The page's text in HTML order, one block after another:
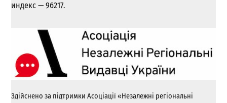
индекс — 96217.
Здійснено за підтримки Асоціації «Незалежні регіональні